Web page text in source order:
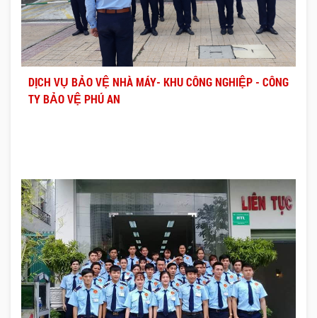
DỊCH VỤ BẢO VỆ NHÀ MÁY- KHU CÔNG NGHIỆP - CÔNG
TY BẢO VỆ PHÚ AN